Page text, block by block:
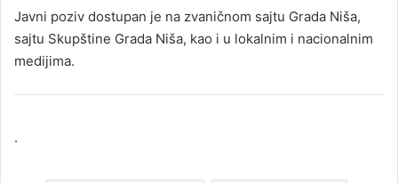
Javni poziv dostupan je na zvaničnom sajtu Grada Niša,
sajtu Skupštine Grada Niša, kao i u lokalnim i nacionalnim
medijima.
.